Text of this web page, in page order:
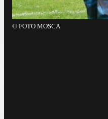
© FOTO MOSCA